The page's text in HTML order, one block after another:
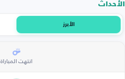
الأحداث
الأبرز
انتهت المباراة